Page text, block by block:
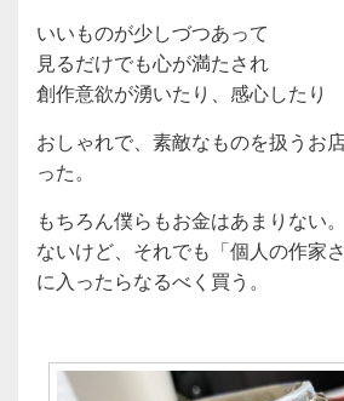
いいものが少しづつあって
見るだけでも心が満たされ
創作意欲が湧いたり、感心したり
おしゃれで、素敵なものを扱うお
った。
もちろん僕らもお金はあまりない。
ないけど、それでも「個人の作家
に入ったらなるべく買う。